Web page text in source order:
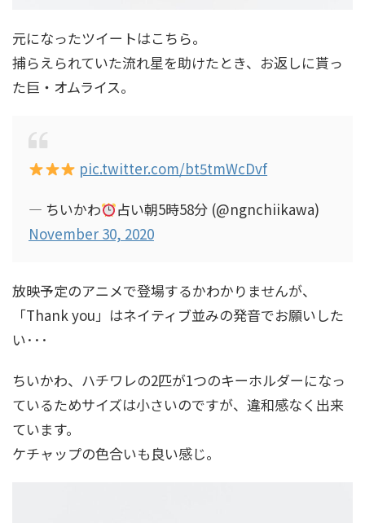
元になったツイートはこちら。
捕らえられていた流れ星を助けたとき、お返しに貰っ
た巨・オムライス。
pic.twitter.com/bt5tmWcDvf
— ちいかわ
占い朝5時58分 (@ngnchiikawa)
November 30, 2020
放映予定のアニメで登場するかわかりませんが、
「Thank you」はネイティブ並みの発音でお願いした
い･･･
ちいかわ、ハチワレの2匹が1つのキーホルダーになっ
ているためサイズは小さいのですが、違和感なく出来
ています。
ケチャップの色合いも良い感じ。